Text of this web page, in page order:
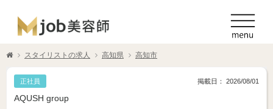
スタイリストの求人 高知県 高知市
正社員 掲載日： 2026/08/01
AQUSH group